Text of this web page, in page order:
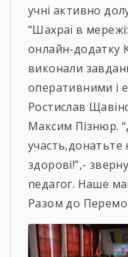
учні активно
“Шахраї в
онлайн-додатку
виконали
оперативними і
Ростислав
Максим Пізнюр.
участь,донатьте
здорові!”,-
педагог. Наше
Разом до